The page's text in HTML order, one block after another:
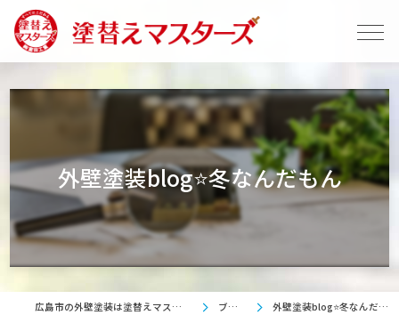
外壁塗装blog⭐冬なんだもん
広島市の外壁塗装は塗替えマスターズ ブログ 外壁塗装blog⭐冬なんだもん